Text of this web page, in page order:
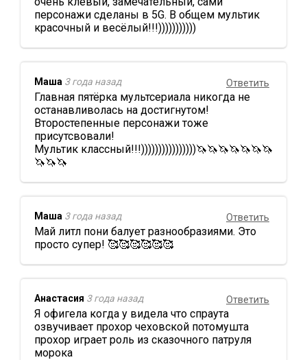
персонажи сделаны в 5G. В общем мультик
красочный и весёлый!!!)))))))))))
Ответить
Маша 3 года назад
Главная пятёрка мультсериала никогда не
останавливолась на достигнутом!
Второстепенные персонажи тоже
присутсвовали!
Мультик классный!!!))))))))))))))))🦄🦄🦄🦄🦄🦄🦄
🦄🦄🦄
Ответить
Маша 3 года назад
Май литл пони балует разнообразиями. Это
просто супер! 🥰🥰🥰🥰🥰🥰
Ответить
Анастасия 3 года назад
Я офигела когда у видела что спраута
озвучивает прохор чеховской потомушта
прохор играет роль из сказочного патруля
морока